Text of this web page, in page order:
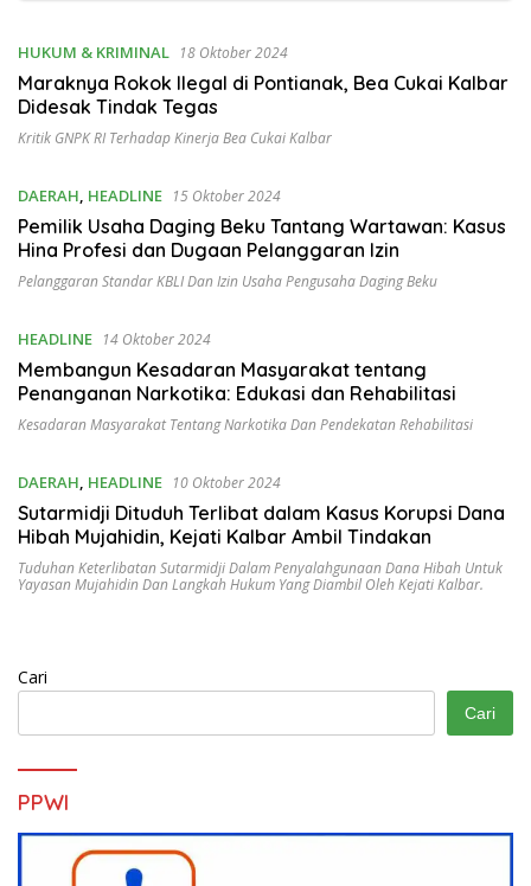
HUKUM & KRIMINAL 18 Oktober 2024
Maraknya Rokok Ilegal di Pontianak, Bea Cukai Kalbar
Didesak Tindak Tegas
Kritik GNPK RI Terhadap Kinerja Bea Cukai Kalbar
DAERAH, HEADLINE 15 Oktober 2024
Pemilik Usaha Daging Beku Tantang Wartawan: Kasus
Hina Profesi dan Dugaan Pelanggaran Izin
Pelanggaran Standar KBLI Dan Izin Usaha Pengusaha Daging Beku
HEADLINE 14 Oktober 2024
Membangun Kesadaran Masyarakat tentang
Penanganan Narkotika: Edukasi dan Rehabilitasi
Kesadaran Masyarakat Tentang Narkotika Dan Pendekatan Rehabilitasi
DAERAH, HEADLINE 10 Oktober 2024
Sutarmidji Dituduh Terlibat dalam Kasus Korupsi Dana
Hibah Mujahidin, Kejati Kalbar Ambil Tindakan
Tuduhan Keterlibatan Sutarmidji Dalam Penyalahgunaan Dana Hibah Untuk
Yayasan Mujahidin Dan Langkah Hukum Yang Diambil Oleh Kejati Kalbar.
Cari
Cari
PPWI